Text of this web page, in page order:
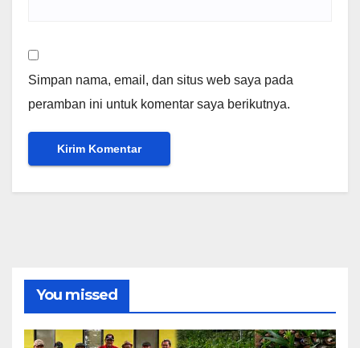
Simpan nama, email, dan situs web saya pada
peramban ini untuk komentar saya berikutnya.
You missed